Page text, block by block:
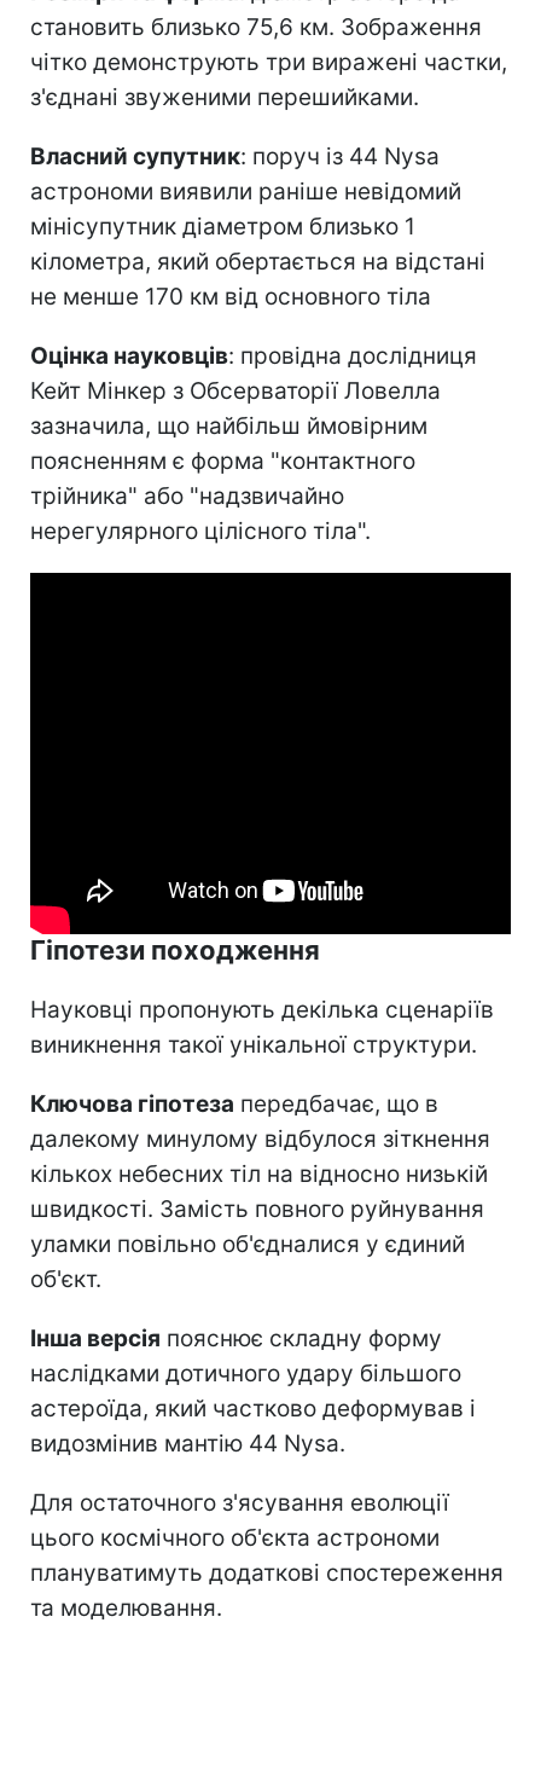
становить близько 75,6 км. Зображення
чітко демонструють три виражені частки,
з'єднані звуженими перешийками.
Власний супутник: поруч із 44 Nysa
астрономи виявили раніше невідомий
мінісупутник діаметром близько 1
кілометра, який обертається на відстані
не менше 170 км від основного тіла
Оцінка науковців: провідна дослідниця
Кейт Мінкер з Обсерваторії Ловелла
зазначила, що найбільш ймовірним
поясненням є форма "контактного
трійника" або "надзвичайно
нерегулярного цілісного тіла".
Гіпотези походження
Науковці пропонують декілька сценаріїв
виникнення такої унікальної структури.
Ключова гіпотеза передбачає, що в
далекому минулому відбулося зіткнення
кількох небесних тіл на відносно низькій
швидкості. Замість повного руйнування
уламки повільно об'єдналися у єдиний
об'єкт.
Інша версія пояснює складну форму
наслідками дотичного удару більшого
астероїда, який частково деформував і
видозмінив мантію 44 Nysa.
Для остаточного з'ясування еволюції
цього космічного об'єкта астрономи
плануватимуть додаткові спостереження
та моделювання.